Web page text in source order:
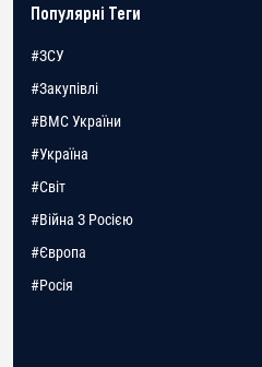
Популярні Теги
#ЗСУ
#Закупівлі
#ВМС України
#Україна
#Світ
#Війна З Росією
#Європа
#Росія